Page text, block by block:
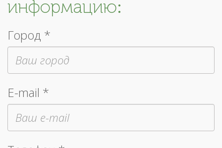
информацию:
Город *
E-mail *